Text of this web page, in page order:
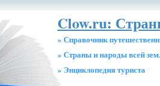
Clow.ru:
» Справочник
» Страны и народы всей
» Энциклопедия туриста